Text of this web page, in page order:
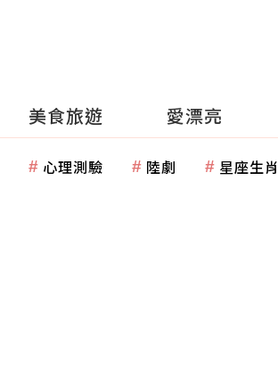
美食旅遊 愛漂亮
心理測驗 陸劇 星座生肖